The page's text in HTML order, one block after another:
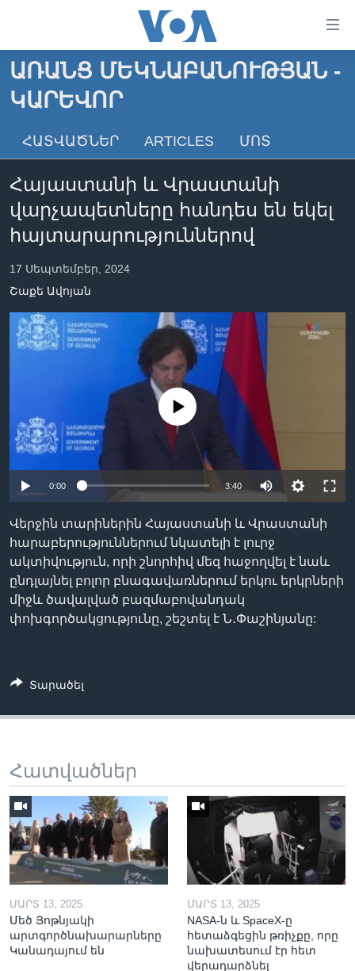
անցնել
հիմնական
բովանդակությանը
հիմնական
բովանդակություն
ԳԼԽԱՎՈՐ ԷՋ
ԼՈՒՐԵՐ
ՍՓՅՈՒՌՔ
ՖԻԼՄԵՐ
ՄԵՐ ՄԱՍԻՆ
ԿԱՊ ՄԵԶ ՀԵՏ
Learning English
ՀԵՏԵՒԵՔ ՄԵԶ
Լեզուներ
ԱՌԱՆՑ ՄԵԿՆԱԲԱՆՈՒԹՅԱՆ -
ԿԱՐԵՎՈՐ
ՀԱՏՎԱԾՆԵՐ ARTICLES ՄՈՏ
Հայաստանի և Վրաստանի
վարչապետները հանդես են եկել
հայտարարություններով
17 Սեպտեմբեր, 2024
Շաքե Ավոյան
No media source currently available
0:00 3:40
Վերջին տարիներին Հայաստանի և Վրաստանի
հարաբերություններում նկատելի է լուրջ
ակտիվություն, որի շնորհիվ մեզ հաջողվել է նաև
ընդլայնել բոլոր բնագավառներում երկու երկրների
միջև ծավալված բազմաբովանդակ
փոխգործակցությունը, շեշտել է Ն․Փաշինյանը:
Տարածել
Հատվածներ
ՄԱՐՏ 13, 2025
Մեծ Յոթնյակի
արտգործնախարարները
Կանադայում են
ՄԱՐՏ 13, 2025
NASA-ն և SpaceX-ը
հետաձգեցին թռիչքը, որը
նախատեսում էր հետ
վերադարձնել